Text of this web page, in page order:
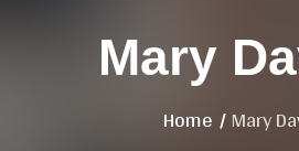
Mary
Home /Mary